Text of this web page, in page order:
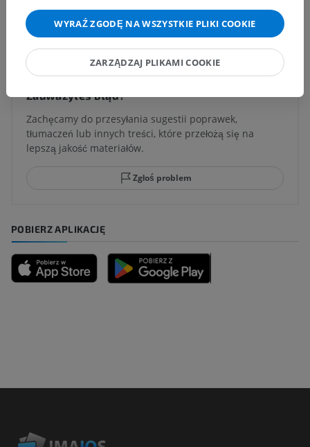
Tłumaczenia
Zauważyłeś błąd?
Zachęcamy do przesyłania sugestii poprawek,
tłumaczeń lub innych treści, które przełożą się na
lepszą jakość materiałów.
Zgłoś problem
POBIERZ APLIKACJĘ
WYRAŹ ZGODĘ NA WSZYSTKIE PLIKI COOKIE
ZARZĄDZAJ PLIKAMI COOKIE